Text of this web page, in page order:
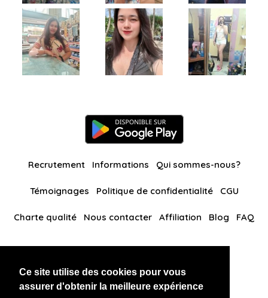
Ce site utilise des cookies pour vous
assurer d'obtenir la meilleure expérience
Recrutement Informations Qui sommes-nous?
Témoignages Politique de confidentialité CGU
Charte qualité Nous contacter Affiliation Blog FAQ
BlackAndBeauties RussianKisses